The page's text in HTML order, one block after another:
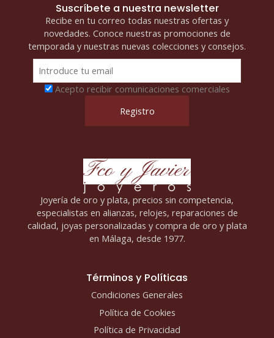
Suscríbete a nuestra newsletter
Recibe en tu correo todas nuestras ofertas y
novedades. Conoce nuestras promociones de
temporada y nuestras nuevas colecciones y consejos.
Acepto recibir comunicaciones comerciales
Joyería de oro y plata, precios sin competencia,
especialistas en alianzas, relojes, reparaciones de
calidad, joyas personalizadas y compra de oro y plata
en Málaga, desde 1977.
Términos y Políticas
Condiciones Generales
Política de Cookies
Política de Privacidad